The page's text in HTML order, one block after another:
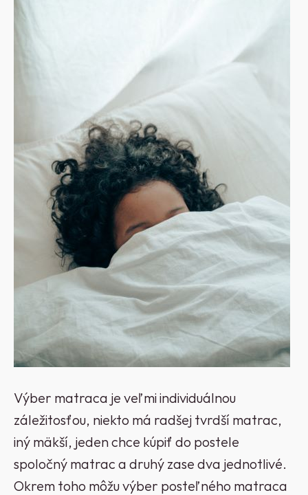
Výber matraca je veľmi individuálnou
záležitosťou, niekto má radšej tvrdší matrac,
iný mäkší, jeden chce kúpiť do postele
spoločný matrac a druhý zase dva jednotlivé.
Okrem toho môžu výber posteľného matraca